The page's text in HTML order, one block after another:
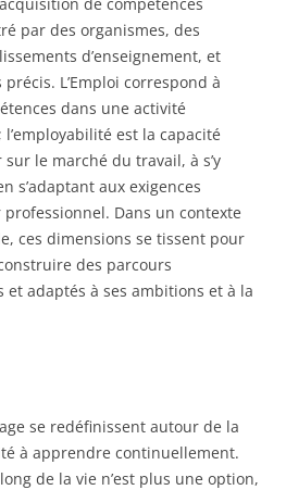
par des organismes, des
d’enseignement, et
L’Emploi correspond à
dans une activité
est la capacité
le marché du travail, à s’y
s’adaptant aux exigences
Dans un contexte
ces dimensions se tissent pour
des parcours
adaptés à ses ambitions et à la
se redéfinissent autour de la
à apprendre continuellement.
de la vie n’est plus une option,